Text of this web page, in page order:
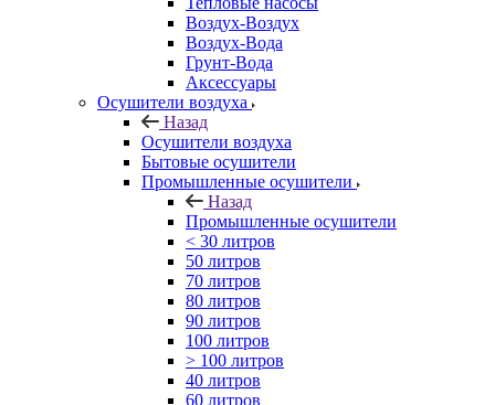
Воздух-Воздух
Воздух-Вода
Грунт-Вода
Аксессуары
Осушители воздуха
Назад
Осушители воздуха
Бытовые осушители
Промышленные осушители
Назад
Промышленные осушители
< 30 литров
50 литров
70 литров
80 литров
90 литров
100 литров
> 100 литров
40 литров
60 литров